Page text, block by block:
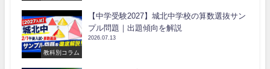
教科別コラム
【中学受験2027】城北中学校の算数選抜サン
プル問題｜出題傾向を解説
2026.07.13